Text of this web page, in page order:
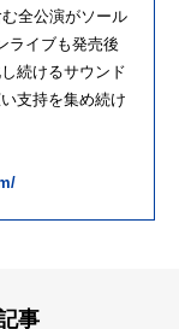
全公演がソール
ライブも発売後
続けるサウンド
支持を集め続け
事